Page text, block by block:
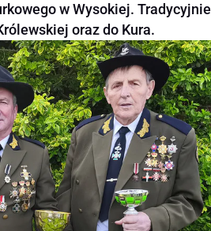
w Wysokiej. Tradycyjnie
oraz do Kura.